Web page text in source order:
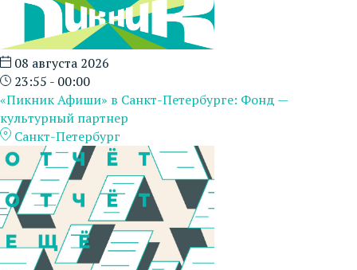
08 августа 2026
23:55 - 00:00
«Пикник Афиши» в Санкт-Петербурге: Фонд —
культурный партнер
Санкт-Петербург